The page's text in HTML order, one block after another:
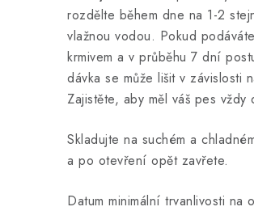
rozdělte během dne na 1-2
vlažnou vodou. Pokud
krmivem a v průběhu 7 dní
dávka se může lišit v závislosti
Zajistěte, aby měl váš pes
Skladujte na suchém a
a po otevření opět zavřete.
Datum minimální trvanlivosti na